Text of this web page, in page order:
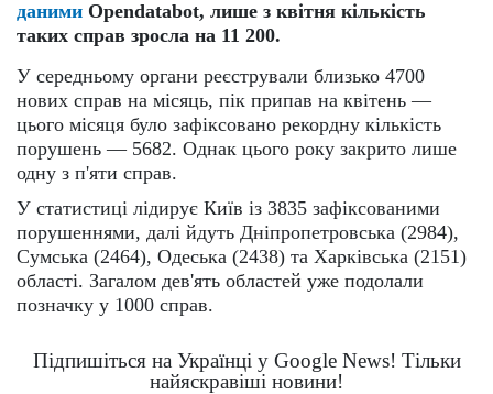
даними Opendatabot, лише з квітня кількість
таких справ зросла на 11 200.
У середньому органи реєстрували близько 4700
нових справ на місяць, пік припав на квітень —
цього місяця було зафіксовано рекордну кількість
порушень — 5682. Однак цього року закрито лише
одну з п'яти справ.
У статистиці лідирує Київ із 3835 зафіксованими
порушеннями, далі йдуть Дніпропетровська (2984),
Сумська (2464), Одеська (2438) та Харківська (2151)
області. Загалом дев'ять областей уже подолали
позначку у 1000 справ.
Підпишіться на Українці у Google News! Тільки
найяскравіші новини!